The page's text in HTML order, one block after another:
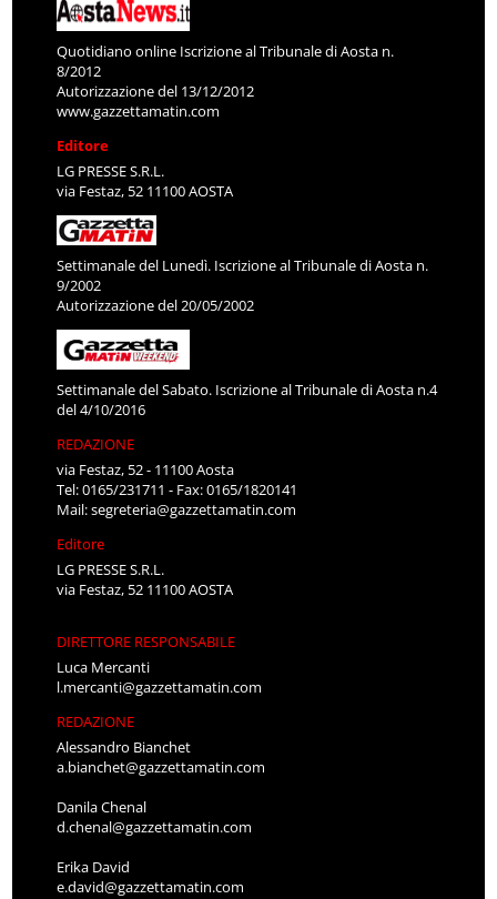
Quotidiano online Iscrizione al Tribunale di Aosta n.
8/2012
Autorizzazione del 13/12/2012
www.gazzettamatin.com
Editore
LG PRESSE S.R.L.
via Festaz, 52 11100 AOSTA
Settimanale del Lunedì. Iscrizione al Tribunale di Aosta n.
9/2002
Autorizzazione del 20/05/2002
Settimanale del Sabato. Iscrizione al Tribunale di Aosta n.4
del 4/10/2016
REDAZIONE
via Festaz, 52 - 11100 Aosta
Tel: 0165/231711 - Fax: 0165/1820141
Mail:segreteria@gazzettamatin.com
Editore
LG PRESSE S.R.L.
via Festaz, 52 11100 AOSTA
DIRETTORE RESPONSABILE
Luca Mercanti
l.mercanti@gazzettamatin.com
REDAZIONE
Alessandro Bianchet
a.bianchet@gazzettamatin.com
Danila Chenal
d.chenal@gazzettamatin.com
Erika David
e.david@gazzettamatin.com